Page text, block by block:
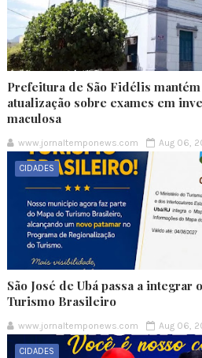
Prefeitura de São Fidélis
atualização sobre exames em
maculosa
www.jornaltemponews.com Aug 06,
CIDADES
São José de Ubá passa a
Turismo Brasileiro
www.jornaltemponews.com Aug 06,
CIDADES